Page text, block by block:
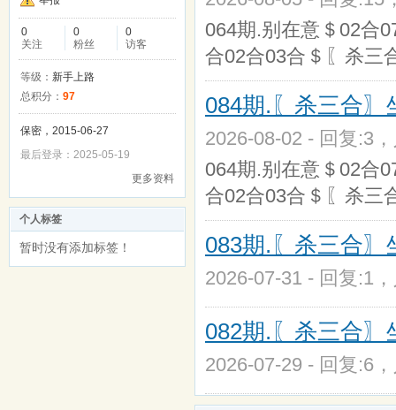
0
关注
0
粉丝
0
访客
等级： 新手上路
总积分： 97
保密，2015-06-27
最后登录：2025-05-19
更多资料
个人标签
暂时没有添加标签！
064期.别在意＄02合
合02合03合＄〖杀三
084期.〖杀三合〗
2026-08-02 - 回复:3
064期.别在意＄02合
合02合03合＄〖杀三
083期.〖杀三合〗
2026-07-31 - 回复:1
082期.〖杀三合〗
2026-07-29 - 回复:6